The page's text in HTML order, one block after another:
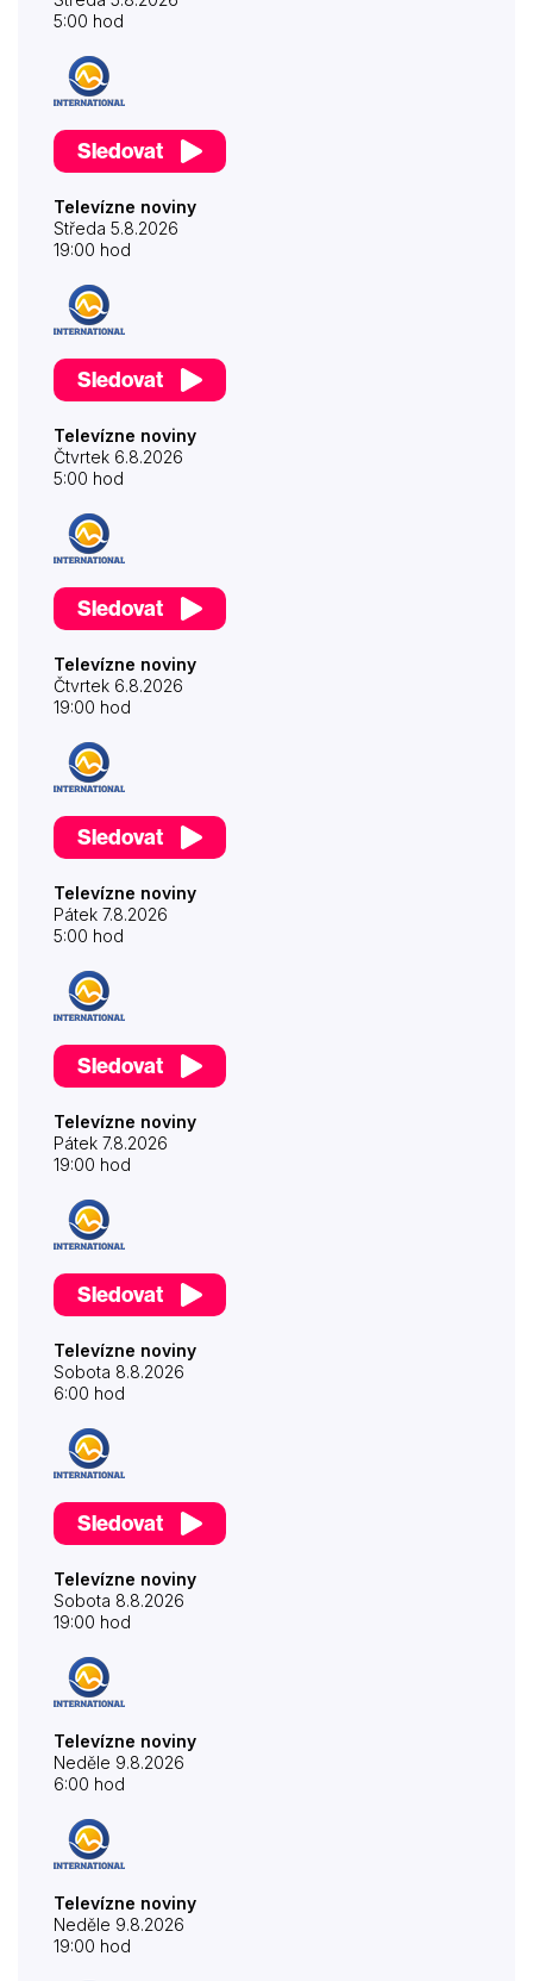
5:00 hod
Sledovat
Televízne noviny
Středa 5.8.2026
19:00 hod
Sledovat
Televízne noviny
Čtvrtek 6.8.2026
5:00 hod
Sledovat
Televízne noviny
Čtvrtek 6.8.2026
19:00 hod
Sledovat
Televízne noviny
Pátek 7.8.2026
5:00 hod
Sledovat
Televízne noviny
Pátek 7.8.2026
19:00 hod
Sledovat
Televízne noviny
Sobota 8.8.2026
6:00 hod
Sledovat
Televízne noviny
Sobota 8.8.2026
19:00 hod
Televízne noviny
Neděle 9.8.2026
6:00 hod
Televízne noviny
Neděle 9.8.2026
19:00 hod